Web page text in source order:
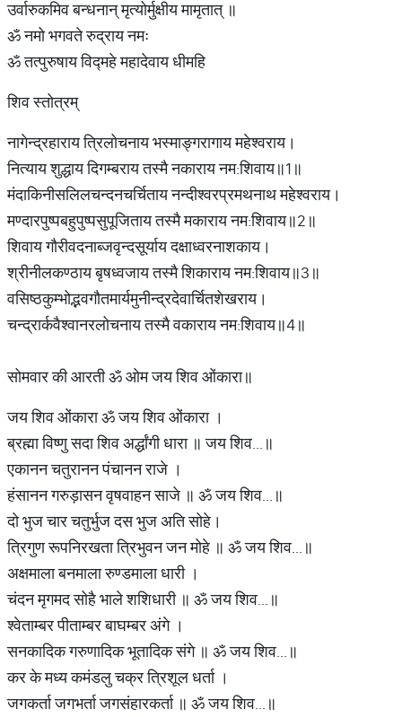
उर्वारुकमिव बन्धनान् मृत्योर्मुक्षीय मामृतात् ॥
ॐ नमो भगवते रुद्राय नमः
ॐ तत्पुरुषाय विद्महे महादेवाय धीमहि
शिव स्तोत्रम्
नागेन्द्रहाराय त्रिलोचनाय भस्माङ्गरागाय महेश्वराय।
नित्याय शुद्धाय दिगम्बराय तस्मै नकाराय नम:शिवाय॥1॥
मंदाकिनीसलिलचन्दनचर्चिताय नन्दीश्वरप्रमथनाथ महेश्वराय।
मण्दारपुष्पबहुपुष्पसुपूजिताय तस्मै मकाराय नम:शिवाय॥2॥
शिवाय गौरीवदनाब्जवृन्दसूर्याय दक्षाध्वरनाशकाय।
श्रीनीलकण्ठाय बृषध्वजाय तस्मै शिकाराय नम:शिवाय॥3॥
वसिष्ठकुम्भोद्भवगौतमार्यमुनीन्द्रदेवार्चितशेखराय।
चन्द्रार्कवैश्वानरलोचनाय तस्मै वकाराय नम:शिवाय॥4॥
सोमवार की आरती ॐ ओम जय शिव ओंकारा॥
जय शिव ओंकारा ॐ जय शिव ओंकारा ।
ब्रह्मा विष्णु सदा शिव अर्द्धांगी धारा ॥ जय शिव...॥
एकानन चतुरानन पंचानन राजे ।
हंसानन गरुड़ासन वृषवाहन साजे ॥ ॐ जय शिव...॥
दो भुज चार चतुर्भुज दस भुज अति सोहे।
त्रिगुण रूपनिरखता त्रिभुवन जन मोहे ॥ ॐ जय शिव...॥
अक्षमाला बनमाला रुण्डमाला धारी ।
चंदन मृगमद सोहै भाले शशिधारी ॥ ॐ जय शिव...॥
श्वेताम्बर पीताम्बर बाघम्बर अंगे ।
सनकादिक गरुणादिक भूतादिक संगे ॥ ॐ जय शिव...॥
कर के मध्य कमंडलु चक्र त्रिशूल धर्ता ।
जगकर्ता जगभर्ता जगसंहारकर्ता ॥ ॐ जय शिव...॥